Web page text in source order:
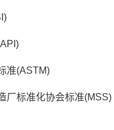
准(ASTM)
厂标准化协会标准(MSS)